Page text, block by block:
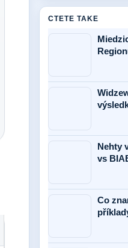
CTETE TAKE
Nehty
vs
Co